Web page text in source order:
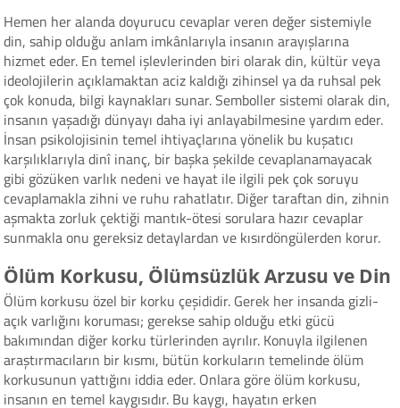
Hemen her alanda doyurucu cevaplar veren değer sistemiyle
din, sahip olduğu anlam imkânlarıyla insanın arayışlarına
hizmet eder. En temel işlevlerinden biri olarak din, kültür veya
ideolojilerin açıklamaktan aciz kaldığı zihinsel ya da ruhsal pek
çok konuda, bilgi kaynakları sunar. Semboller sistemi olarak din,
insanın yaşadığı dünyayı daha iyi anlayabilmesine yardım eder.
İnsan psikolojisinin temel ihtiyaçlarına yönelik bu kuşatıcı
karşılıklarıyla dinî inanç, bir başka şekilde cevaplanamayacak
gibi gözüken varlık nedeni ve hayat ile ilgili pek çok soruyu
cevaplamakla zihni ve ruhu rahatlatır. Diğer taraftan din, zihnin
aşmakta zorluk çektiği mantık-ötesi sorulara hazır cevaplar
sunmakla onu gereksiz detaylardan ve kısırdöngülerden korur.
Ölüm Korkusu, Ölümsüzlük Arzusu ve Din
Ölüm korkusu özel bir korku çeşididir. Gerek her insanda gizli-
açık varlığını koruması; gerekse sahip olduğu etki gücü
bakımından diğer korku türlerinden ayrılır. Konuyla ilgilenen
araştırmacıların bir kısmı, bütün korkuların temelinde ölüm
korkusunun yattığını iddia eder. Onlara göre ölüm korkusu,
insanın en temel kaygısıdır. Bu kaygı, hayatın erken